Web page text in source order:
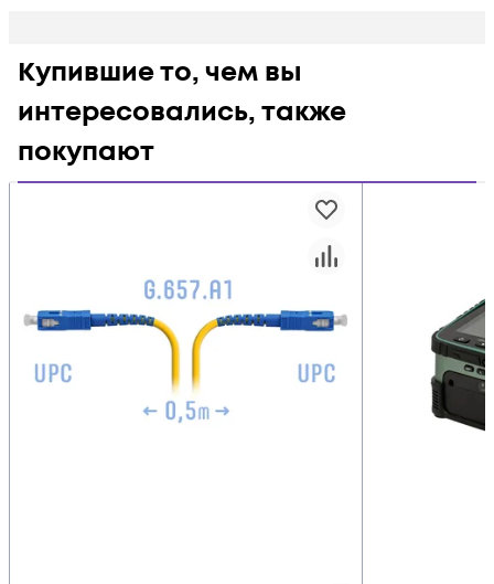
Купившие то, чем вы
интересовались, также
покупают